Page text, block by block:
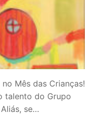
Mês das Crianças!
talento do Grupo
se…